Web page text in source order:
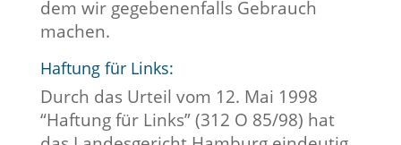
dem wir gegebenenfalls Gebrauch
machen.
Haftung für Links:
Durch das Urteil vom 12. Mai 1998
“Haftung für Links” (312 O 85/98) hat